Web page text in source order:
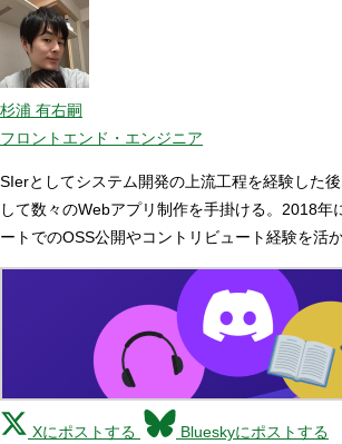
杉浦 有右嗣
フロントエンド・エンジニア
SIerとしてシステム開発の上流工程を経験した
して数々のWebアプリ制作を手掛ける。2018
ートでのOSS公開やコントリビュート経験を活
Xにポストする
Blueskyにポストする